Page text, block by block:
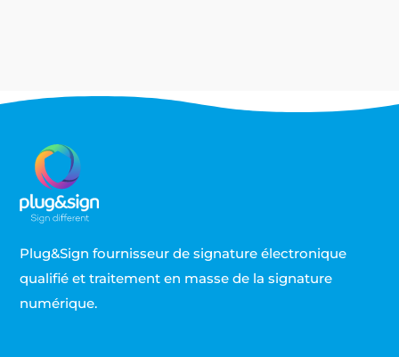
Plug&Sign fournisseur de signature électronique
qualifié et traitement en masse de la signature
numérique.